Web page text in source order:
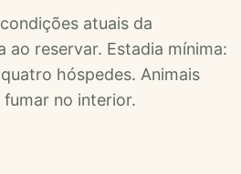
atuais da
ao reservar. Estadia mínima:
hóspedes. Animais
no interior.